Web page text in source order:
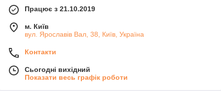
Працює з 21.10.2019
м. Київ
вул. Ярославів Вал, 38, Київ, Україна
Контакти
Сьогодні вихідний
Показати весь графік роботи